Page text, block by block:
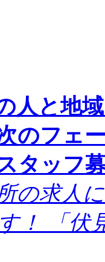
人と地
のフェ
タッフ
の求人
！ 「伏